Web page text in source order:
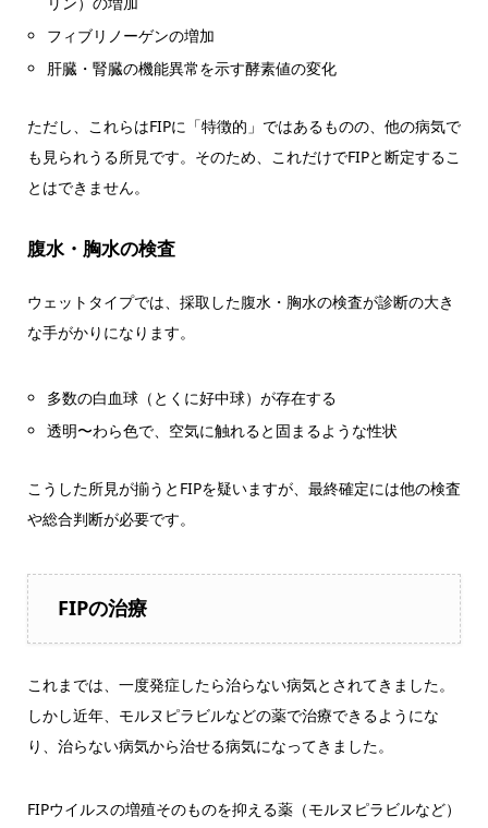
フィブリノーゲンの増加
肝臓・腎臓の機能異常を示す酵素値の変化
ただし、これらはFIPに「特徴的」ではあるものの、他の病気で
も見られうる所見です。そのため、これだけでFIPと断定するこ
とはできません。
腹水・胸水の検査
ウェットタイプでは、採取した腹水・胸水の検査が診断の大き
な手がかりになります。
多数の白血球（とくに好中球）が存在する
透明〜わら色で、空気に触れると固まるような性状
こうした所見が揃うとFIPを疑いますが、最終確定には他の検査
や総合判断が必要です。
FIPの治療
これまでは、一度発症したら治らない病気とされてきました。
しかし近年、モルヌピラビルなどの薬で治療できるようにな
り、治らない病気から治せる病気になってきました。
FIPウイルスの増殖そのものを抑える薬（モルヌピラビルなど）